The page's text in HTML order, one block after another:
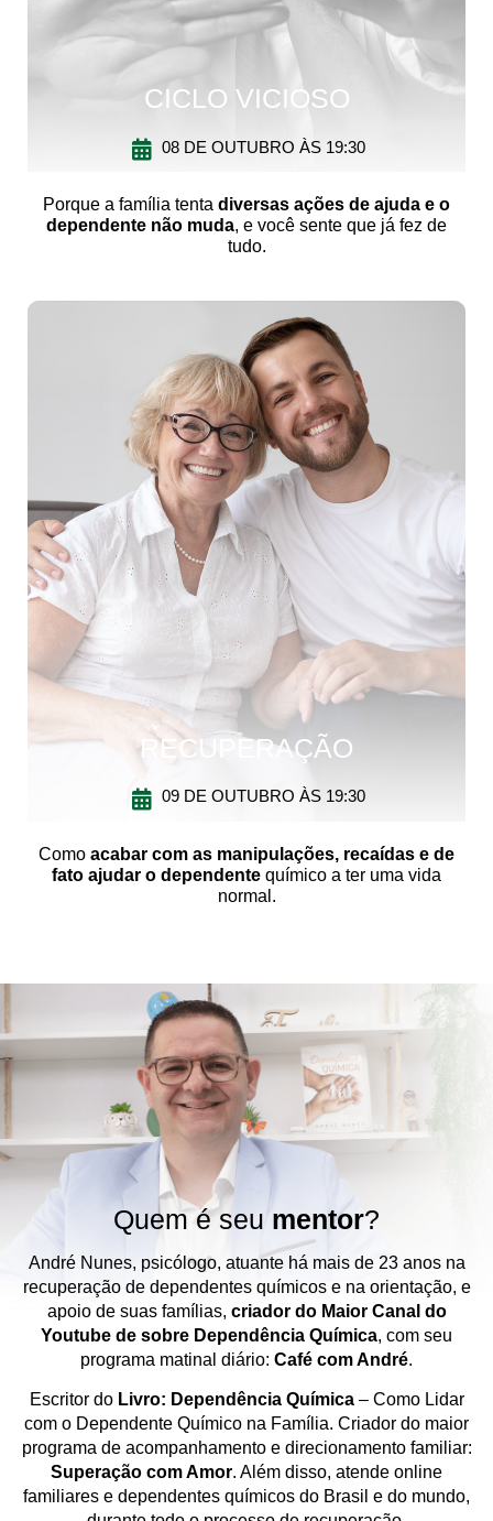
CICLO VICIOSO
08 DE OUTUBRO ÀS 19:30
Porque a família tenta diversas ações de ajuda e o
dependente não muda, e você sente que já fez de
tudo.
RECUPERAÇÃO
09 DE OUTUBRO ÀS 19:30
Como acabar com as manipulações, recaídas e de
fato ajudar o dependente químico a ter uma vida
normal.
Quem é seumentor?
André Nunes, psicólogo, atuante há mais de 23 anos na
recuperação de dependentes químicos e na orientação, e
apoio de suas famílias, criador do Maior Canal do
Youtube de sobre Dependência Química, com seu
programa matinal diário: Café com André.
Escritor do Livro: Dependência Química – Como Lidar
com o Dependente Químico na Família. Criador do maior
programa de acompanhamento e direcionamento familiar:
Superação com Amor. Além disso, atende online
familiares e dependentes químicos do Brasil e do mundo,